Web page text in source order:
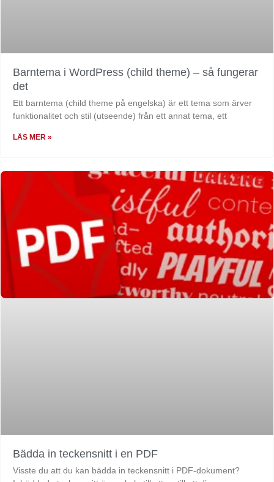
Barntema i WordPress (child theme) – så fungerar
det
Ett barntema (child theme på engelska) är ett tema som ärver
funktionalitet och stil (utseende) från ett annat tema, ett
LÄS MER »
Bädda in teckensnitt i en PDF
Visste du att du kan bädda in teckensnitt i PDF-dokument?